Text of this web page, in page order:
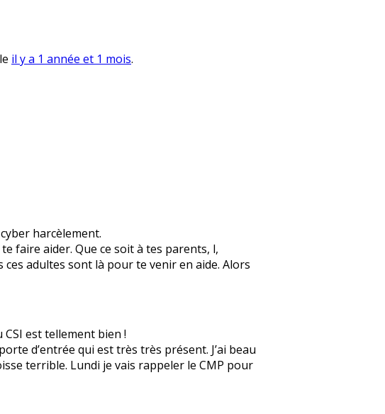
il y a 1 année et 1 mois.
harcèlement.
faire aider. Que ce soit à tes parents, l,
adultes sont là pour te venir en aide. Alors
CSI est tellement bien !
d’entrée qui est très très présent. J’ai beau
terrible. Lundi je vais rappeler le CMP pour